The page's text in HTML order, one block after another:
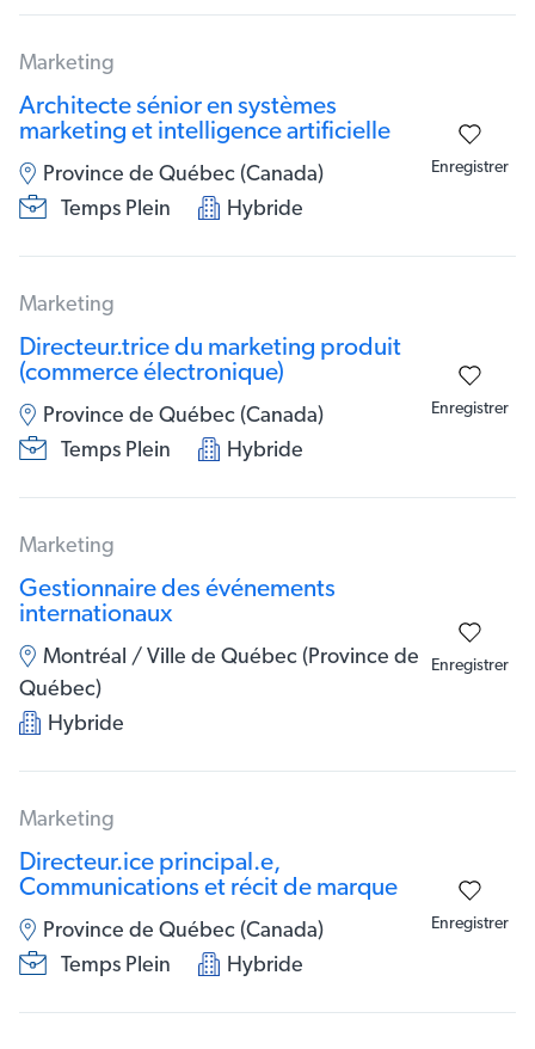
Marketing
Architecte sénior en systèmes
marketing et intelligence artificielle
Province de Québec (Canada)
Temps Plein
Hybride
Enregistrer
Marketing
Directeur.trice du marketing produit
(commerce électronique)
Province de Québec (Canada)
Temps Plein
Hybride
Enregistrer
Marketing
Gestionnaire des événements
internationaux
Montréal / Ville de Québec (Province de
Québec)
Hybride
Enregistrer
Marketing
Directeur.ice principal.e,
Communications et récit de marque
Province de Québec (Canada)
Temps Plein
Hybride
Enregistrer